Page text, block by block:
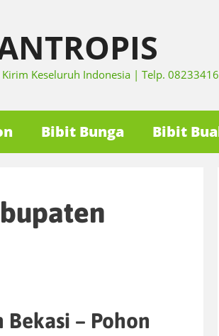
Keseluruh Indonesia | Telp.
Bibit Bunga Bibit
– Pohon